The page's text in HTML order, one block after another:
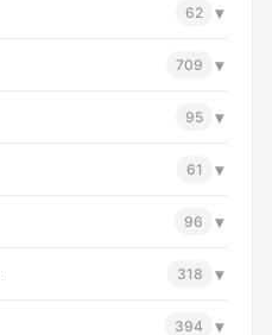
62 ▾
709 ▾
95 ▾
61 ▾
96 ▾
318 ▾
394 ▾